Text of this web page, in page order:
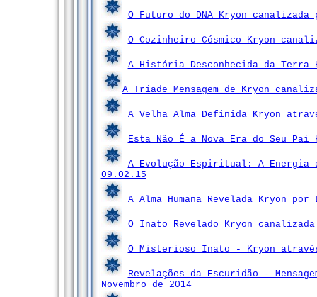
O Futuro do DNA Kryon
O Cozinheiro Cósmico Kryon
A História Desconhecida da
A Tríade Mensagem de Kryon
A Velha Alma Definida Kryon
Esta Não É a Nova Era do Seu
A Evolução Espiritual: A Energia
09.02.15
A Alma Humana Revelada Kryon
O Inato Revelado Kryon
O Misterioso Inato - Kryon
Revelações da Escuridão -
Novembro de 2014